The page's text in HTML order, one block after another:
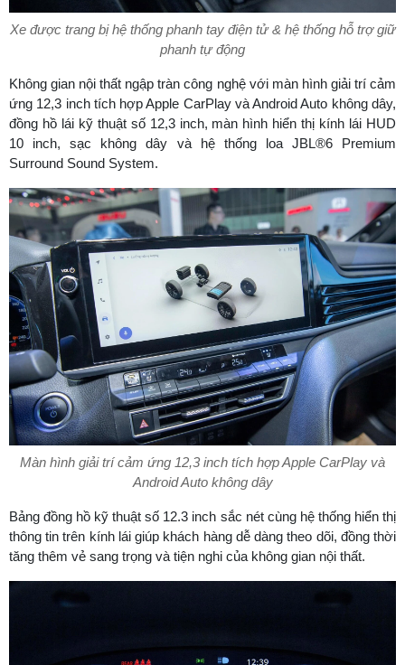
Xe được trang bị hệ thống phanh tay điện tử & hệ thống hỗ trợ giữ
phanh tự động
Không gian nội thất ngập tràn công nghệ với màn hình giải trí cảm
ứng 12,3 inch tích hợp Apple CarPlay và Android Auto không dây,
đồng hồ lái kỹ thuật số 12,3 inch, màn hình hiển thị kính lái HUD
10 inch, sạc không dây và hệ thống loa JBL®6 Premium
Surround Sound System.
Màn hình giải trí cảm ứng 12,3 inch tích hợp Apple CarPlay và
Android Auto không dây
Bảng đồng hồ kỹ thuật số 12.3 inch sắc nét cùng hệ thống hiển thị
thông tin trên kính lái giúp khách hàng dễ dàng theo dõi, đồng thời
tăng thêm vẻ sang trọng và tiện nghi của không gian nội thất.